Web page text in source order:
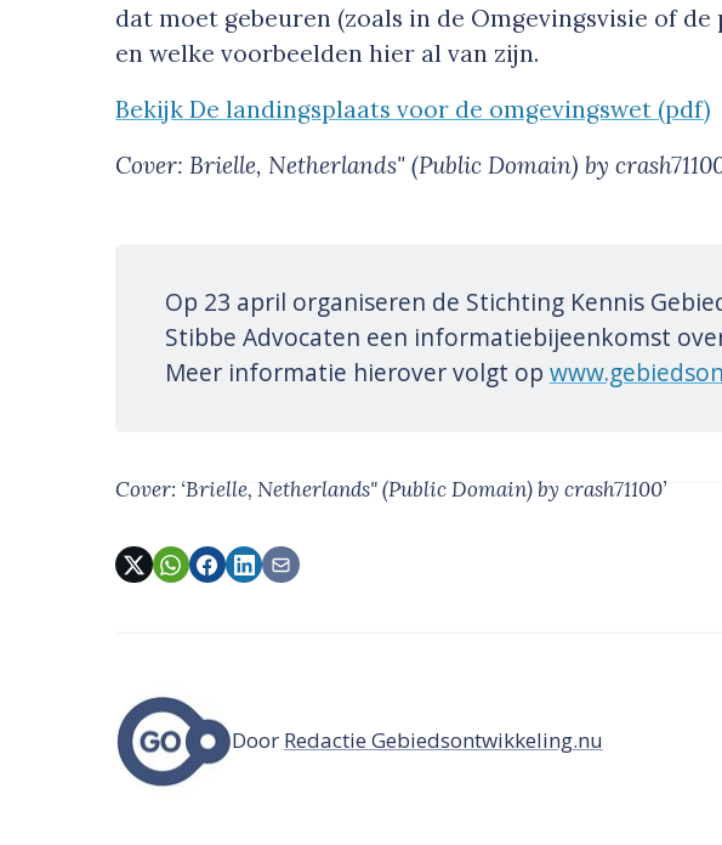
dat moet gebeuren (zoals in de Omgevingsvisie of
en welke voorbeelden hier al van zijn.
Bekijk De landingsplaats voor de omgevingswet (pdf)
Cover:Brielle, Netherlands" (Public Domain) by
Op 23 april organiseren de Stichting Kennis
Stibbe Advocaten een informatiebijeenkomst
Meer informatie hierover volgt op
Cover: ‘Brielle, Netherlands" (Public Domain) by crash71100’
Door Redactie Gebiedsontwikkeling.nu